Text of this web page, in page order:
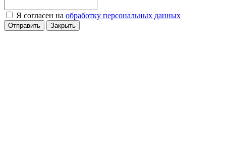
Я согласен на обработку персональных данных
Отправить Закрыть